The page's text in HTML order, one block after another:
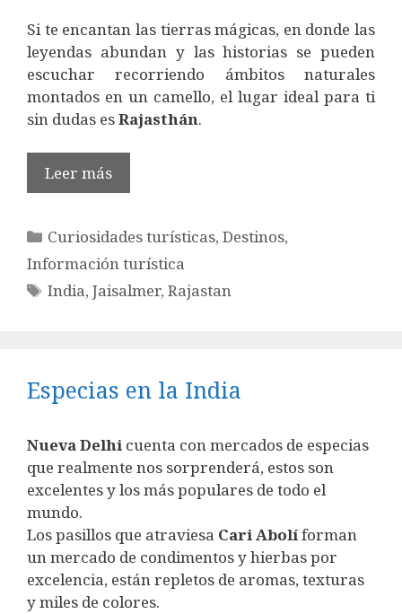
Si te encantan las tierras mágicas, en donde las
leyendas abundan y las historias se pueden
escuchar recorriendo ámbitos naturales
montados en un camello, el lugar ideal para ti
sin dudas esRajasthán.
Leer más
Categorías
Curiosidades turísticas,Destinos,
Información turística
Etiquetas
India,Jaisalmer,Rajastan
Especias en la India
Nueva Delhi cuenta con mercados de especias
que realmente nos sorprenderá, estos son
excelentes y los más populares de todo el
mundo.
Los pasillos que atraviesa Cari Abolíforman
un mercado de condimentos y hierbas por
excelencia, están repletos de aromas, texturas
y miles de colores.